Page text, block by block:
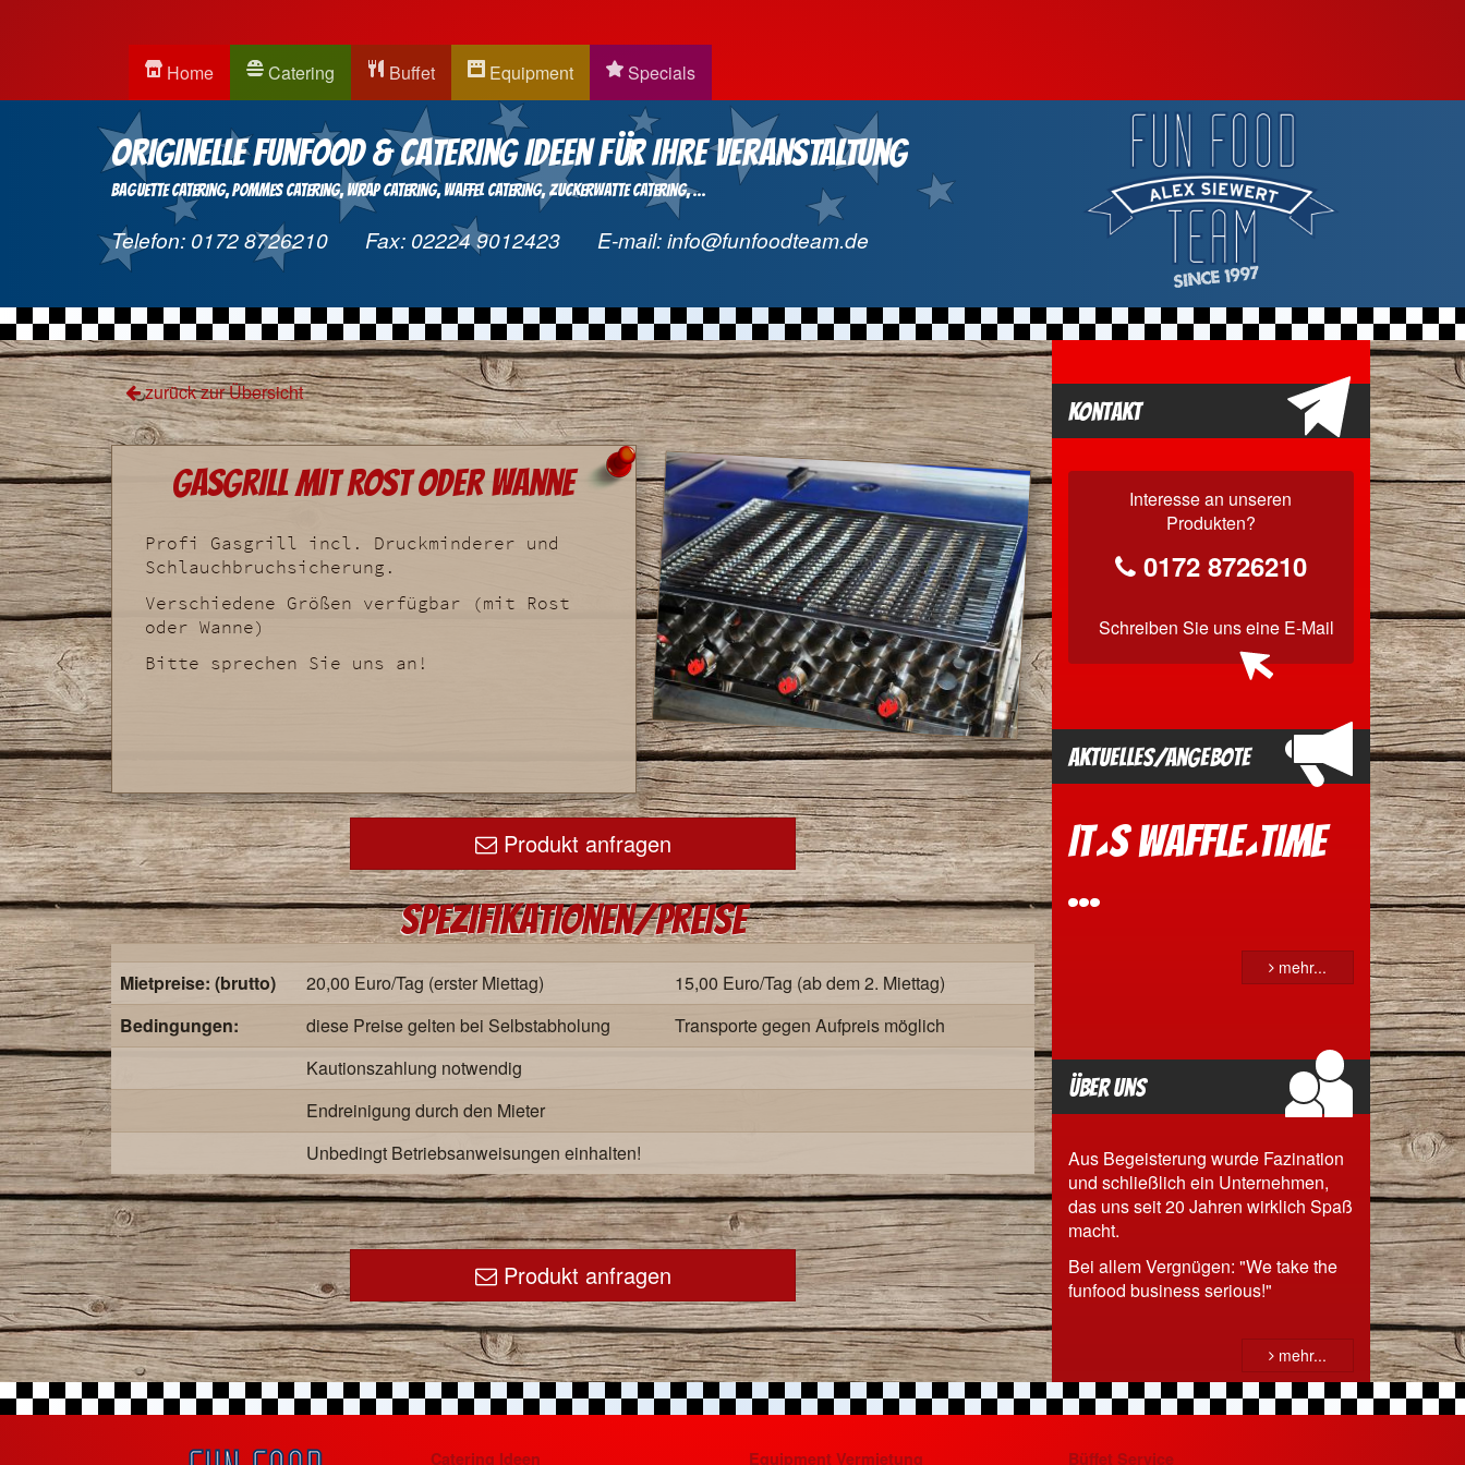
Home Catering Buffet Equipment Specials
Originelle Funfood & Catering Ideen für Ihre Veranstaltung
Baguette Catering Pommes Catering Wrap Catering Waffel Catering Zuckerwatte Catering ...
Telefon: 0172 8726210 Fax: 02224 9012423 E-mail:info@funfoodteam.de
zurück zur Übersicht
Gasgrill mit Rost oder Wanne
Profi Gasgrill incl. Druckminderer und
Schlauchbruchsicherung.
Verschiedene Größen verfügbar (mit Rost
oder Wanne)
Bitte sprechen Sie uns an!
Produkt anfragen
Spezifikationen/Preise
Mietpreise: (brutto) 20,00 Euro/Tag (erster Miettag)
15,00 Euro/Tag (ab dem 2. Miettag)
Bedingungen:
diese Preise gelten bei Selbstabholung
Transporte gegen Aufpreis möglich
Kautionszahlung notwendig
Endreinigung durch den Mieter
Unbedingt Betriebsanweisungen einhalten!
Produkt anfragen
Kontakt
Interesse an unseren
Produkten?
0172 8726210
Schreiben Sie unseine E-Mail
Aktuelles/Angebote
It´s Waffle´time
...
mehr...
Über uns
Aus Begeisterung wurde Fazination
und schließlich ein Unternehmen,
das uns seit 20 Jahren wirklich Spaß
macht.
Bei allem Vergnügen: "We take the
funfood business serious!"
mehr...
Catering Ideen Equipment Vermietung Büffet Service